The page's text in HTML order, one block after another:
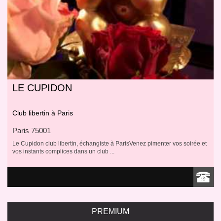
Massage Paris, nécessaire
Massage à Paris pour une vie saine Le
LE CUPIDON
Club libertin à Paris
Paris 75001
Le Cupidon club libertin, échangiste à ParisVenez pimenter vos soirée et
vos instants complices dans un club ...
PREMIUM